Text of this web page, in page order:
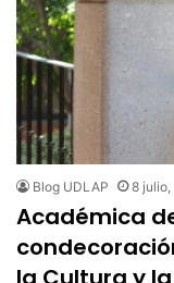
Blog UDLAP 8 julio,
Académica